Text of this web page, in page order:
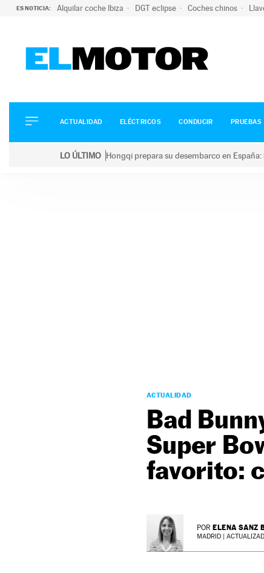
ES NOTICIA: Alquilar coche Ibiza DGT eclipse Coches chinos
ELÉCTRICOS
CONDUCIR
ACTUALIDAD ELÉCTRICOS CONDUCIR PRUEBAS
LO ÚLTIMO Hongqi prepara su desembarco en
ACTUALIDAD
Bad
Super
favorito:
POR ELENA SANZ
MADRID |